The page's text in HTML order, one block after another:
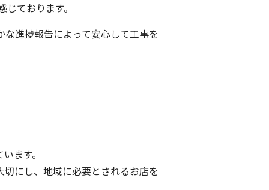
ております。
進捗報告によって安心して工事を
ます。
にし、地域に必要とされるお店を